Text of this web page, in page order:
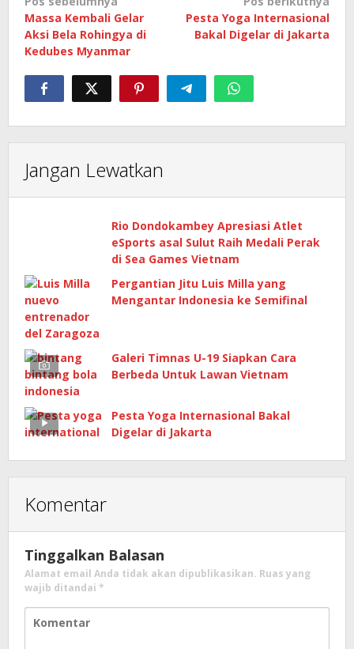
pos
Massa Kembali Gelar
Aksi Bela Rohingya di
Kedubes Myanmar
Pesta Yoga Internasional
Bakal Digelar di Jakarta
Jangan Lewatkan
Rio Dondokambey Apresiasi Atlet
eSports asal Sulut Raih Medali Perak
di Sea Games Vietnam
Pergantian Jitu Luis Milla yang
Mengantar Indonesia ke Semifinal
Galeri Timnas U-19 Siapkan Cara
Berbeda Untuk Lawan Vietnam
Pesta Yoga Internasional Bakal
Digelar di Jakarta
Komentar
Tinggalkan Balasan
Alamat email Anda tidak akan dipublikasikan. Ruas yang
wajib ditandai *